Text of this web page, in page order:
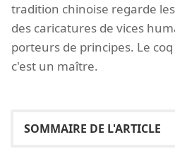
tradition chinoise regarde
des caricatures de vices
porteurs de principes. Le
c'est un maître.